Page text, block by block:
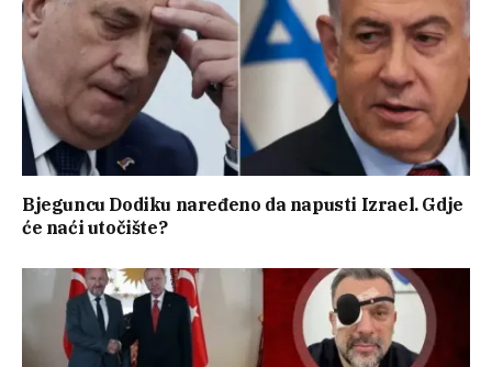
Bjeguncu Dodiku naređeno da napusti Izrael. Gdje
će naći utočište?